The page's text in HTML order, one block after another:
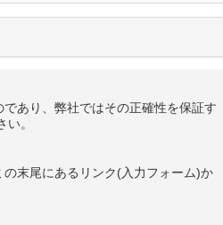
あり、弊社ではその正確性を保証す
。
末尾にあるリンク(入力フォーム)か